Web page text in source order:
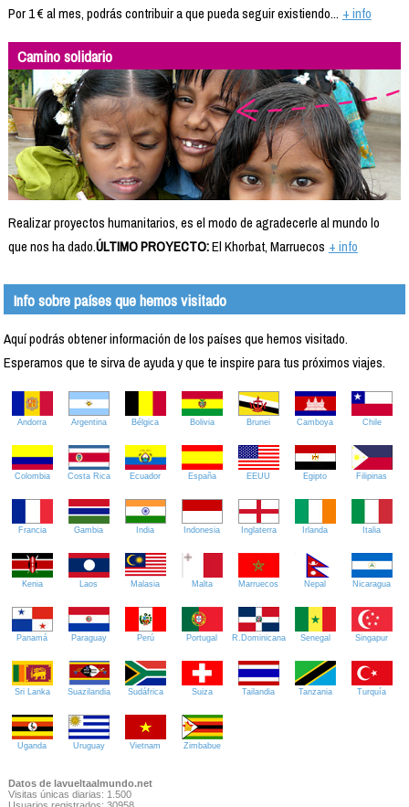
Por 1 € al mes, podrás contribuir a que pueda seguir existiendo... + info
Camino solidario
Realizar proyectos humanitarios, es el modo de agradecerle al mundo lo
que nos ha dado.ÚLTIMO PROYECTO:El Khorbat, Marruecos + info
Info sobre países que hemos visitado
Aquí podrás obtener información de los países que hemos visitado.
Esperamos que te sirva de ayuda y que te inspire para tus próximos viajes.
Andorra Argentina Bélgica Bolivia Brunei Camboya Chile
Colombia Costa Rica Ecuador España EEUU Egipto Filipinas
Francia Gambia India Indonesia Inglaterra Irlanda Italia
Kenia Laos Malasia Malta Marruecos Nepal Nicaragua
Panamá Paraguay Perú Portugal R.Dominicana Senegal Singapur
Sri Lanka Suazilandia Sudáfrica Suiza Tailandia Tanzania Turquía
Uganda Uruguay Vietnam Zimbabue
Datos de lavueltaalmundo.net
Visitas únicas diarias: 1.500